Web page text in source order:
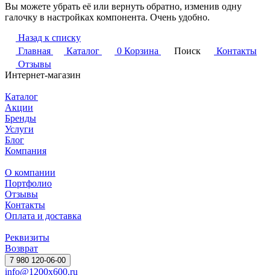
Вы можете убрать её или вернуть обратно, изменив одну
галочку в настройках компонента. Очень удобно.
Назад к списку
Главная
Каталог 0 Корзина Поиск
Контакты
Отзывы
Интернет-магазин
Каталог
Акции
Бренды
Услуги
Блог
Компания
О компании
Портфолио
Отзывы
Контакты
Оплата и доставка
Реквизиты
Возврат
7 980 120-06-00
info@1200x600.ru